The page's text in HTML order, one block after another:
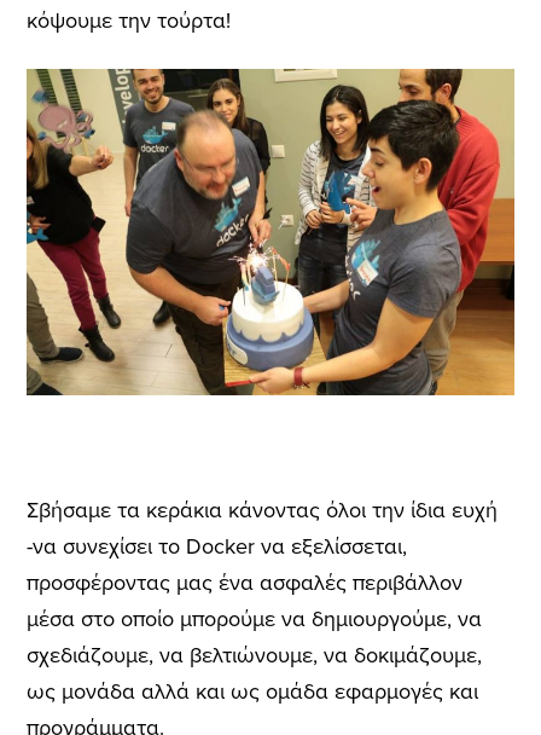
κόψουμε την τούρτα!
Σβήσαμε τα κεράκια κάνοντας όλοι την ίδια ευχή
-να συνεχίσει το Docker να εξελίσσεται,
προσφέροντας μας ένα ασφαλές περιβάλλον
μέσα στο οποίο μπορούμε να δημιουργούμε, να
σχεδιάζουμε, να βελτιώνουμε, να δοκιμάζουμε,
ως μονάδα αλλά και ως ομάδα εφαρμογές και
προγράμματα.